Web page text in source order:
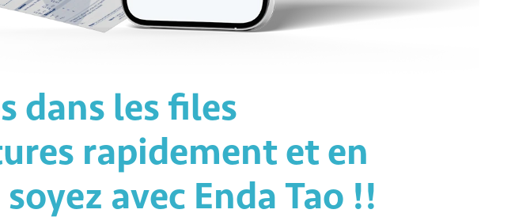
dans les files
rapidement et en
avec Enda Tao !!